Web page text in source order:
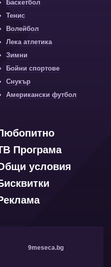
Баскетбол
Тенис
Волейбол
Лека атлетика
Зимни
Бойни спортове
Снукър
Американски футбол
Програма
условия
9meseca.bg